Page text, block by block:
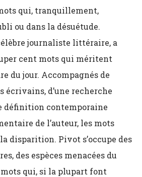
qui, tranquillement,
ou dans la désuétude.
journaliste littéraire, a
cent mots qui méritent
du jour. Accompagnés de
écrivains, d’une recherche
définition contemporaine
de l’auteur, les mots
disparition. Pivot s’occupe des
des espèces menacées du
qui, si la plupart font